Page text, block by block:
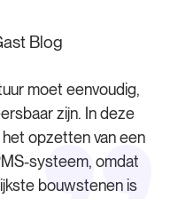
Blog
moet eenvoudig,
zijn. In deze
opzetten van een
systeem, omdat
bouwstenen is